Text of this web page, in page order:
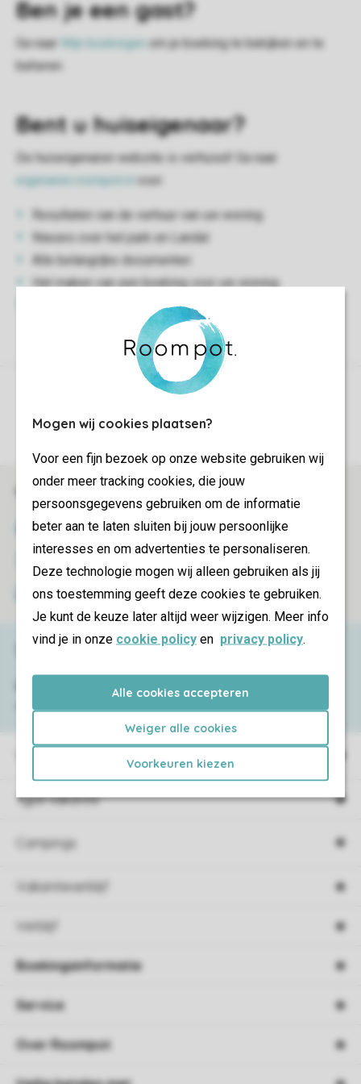
Mogen wij cookies plaatsen?
Voor een fijn bezoek op onze website gebruiken wij
onder meer tracking cookies, die jouw
persoonsgegevens gebruiken om de informatie
beter aan te laten sluiten bij jouw persoonlijke
interesses en om advertenties te personaliseren.
Deze technologie mogen wij alleen gebruiken als jij
ons toestemming geeft deze cookies te gebruiken.
Je kunt de keuze later altijd weer wijzigen. Meer info
vind je in onze cookie policy en privacy policy.
Alle cookies accepteren
Weiger alle cookies
Voorkeuren kiezen
Ben je een gast?
Ga naar Mijn boekingen om je boeking te bekijken en te
beheren.
Bent u huiseigenaar?
De huiseigenaren website is verhuisd! Ga naar
eigenaren.roompot.nl
voor:
Resultaten van de verhuur van uw woning
Nieuws over het park en Landal
Alle belangrijke documenten
Het maken van een boeking voor uw woning
Controle over jouw gegevens & privacy
Instellingen wijzigen
Veilig en snel online boeken
SSL certificaat
Veilige betaling
Type vakantie
Campings
Vakantieverblijf
Verblijf
Service & contact
veelgestelde vragen
contact op met het
Boekingsinformatie
Service
Over Roompot